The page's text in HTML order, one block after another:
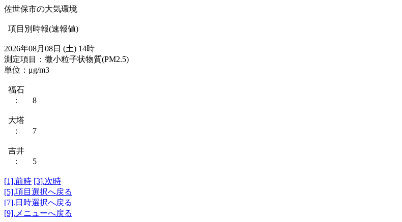
佐世保市の大気環境
項目別時報(速報値)
2026年08月08日 (土) 14時
測定項目：微小粒子状物質(PM2.5)
単位：μg/m3
福石
： 8
大塔
： 7
吉井
： 5
[1].前時 [3].次時
[5].項目選択へ戻る
[7].日時選択へ戻る
[9].メニューへ戻る